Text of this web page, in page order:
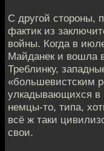
С другой стороны,
фактик из
войны. Когда в
Майданек и вошла
Треблинку,
«большевистским
улкадывающихся в
немцы-то, типа,
всё ж таки
свои.